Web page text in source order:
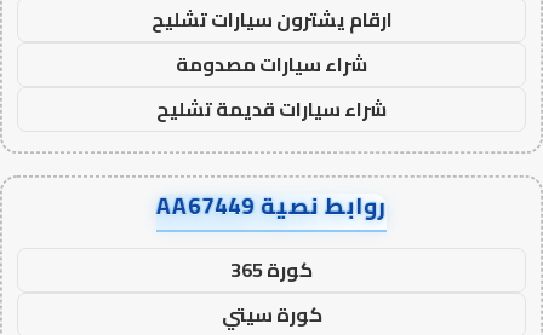
ارقام يشترون سيارات تشليح
شراء سيارات مصدومة
شراء سيارات قديمة تشليح
روابط نصية AA67449
كورة 365
كورة سيتي